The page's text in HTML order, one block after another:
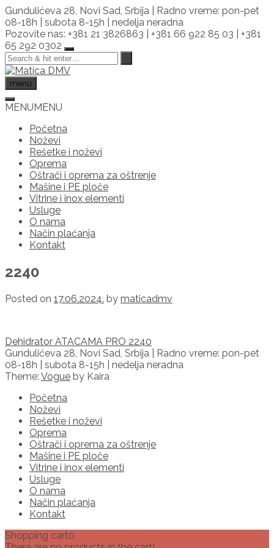
Skip
to
content
Gundulićeva 28, Novi Sad, Srbija | Radno vreme: pon-pet
08-18h | subota 8-15h | nedelja neradna
Pozovite nas: +381 21 3826863 | +381 66 922 85 03 | +381
65 292 0302
menu
MENUMENU
Početna
Noževi
Rešetke i noževi
Oprema
Oštrači i oprema za oštrenje
Mašine i PE ploče
Vitrine i inox elementi
Usluge
O nama
Način plaćanja
Kontakt
2240
Posted on 17.06.2024. by maticadmv
Post
navigation
Dehidrator ATACAMA PRO 2240
Gundulićeva 28, Novi Sad, Srbija | Radno vreme: pon-pet
08-18h | subota 8-15h | nedelja neradna
Theme: Vogue by Kaira
Početna
Noževi
Rešetke i noževi
Oprema
Oštrači i oprema za oštrenje
Mašine i PE ploče
Vitrine i inox elementi
Usluge
O nama
Način plaćanja
Kontakt
Shopping cart0